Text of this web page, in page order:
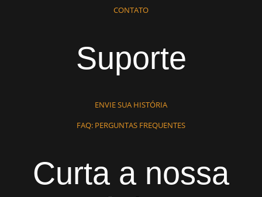
CONTATO
Suporte
ENVIE SUA HISTÓRIA
FAQ: PERGUNTAS FREQUENTES
Curta a nossa